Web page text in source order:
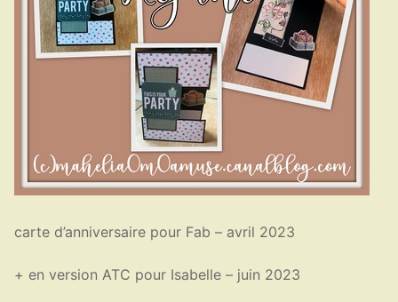
carte d’anniversaire pour Fab – avril 2023
+ en version ATC pour Isabelle – juin 2023